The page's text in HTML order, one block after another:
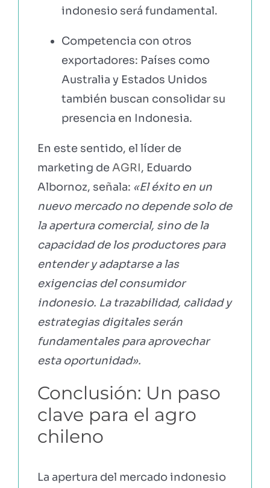
indonesio será fundamental.
Competencia con otros
exportadores: Países como
Australia y Estados Unidos
también buscan consolidar su
presencia en Indonesia.
En este sentido, el líder de
marketing deAGRI, Eduardo
Albornoz, señala: «El éxito en un
nuevo mercado no depende solo de
la apertura comercial, sino de la
capacidad de los productores para
entender y adaptarse a las
exigencias del consumidor
indonesio. La trazabilidad, calidad y
estrategias digitales serán
fundamentales para aprovechar
esta oportunidad».
Conclusión: Un paso
clave para el agro
chileno
La apertura del mercado indonesio